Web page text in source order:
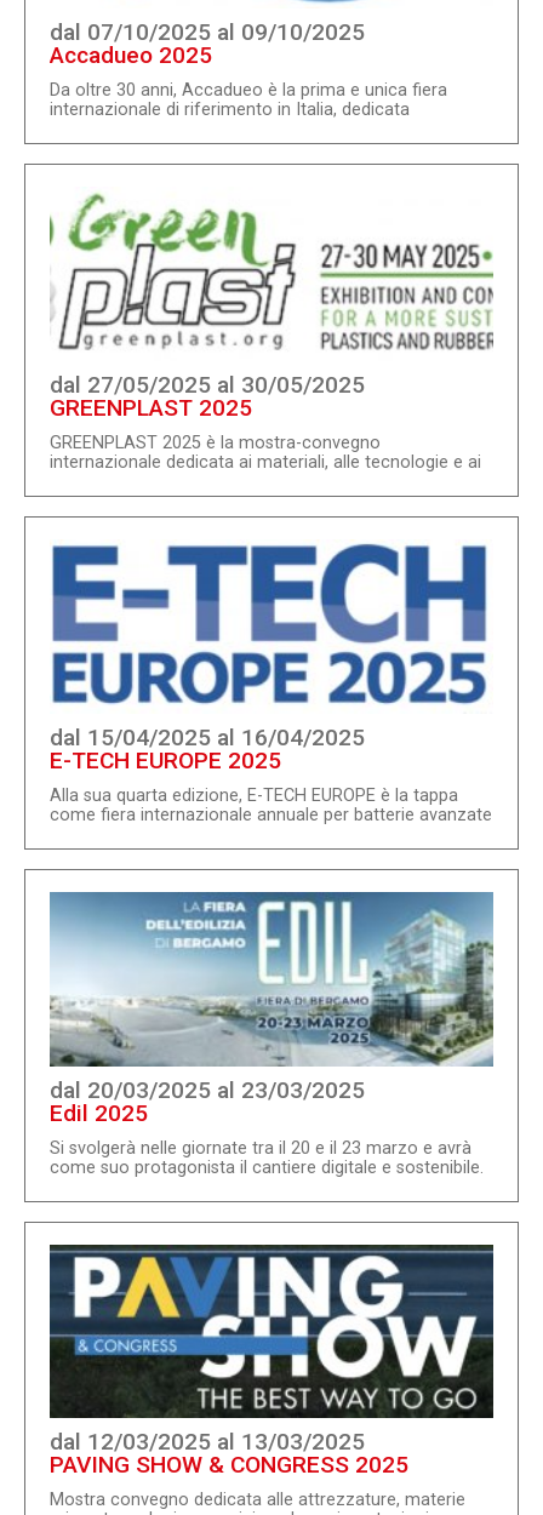
dal 07/10/2025 al 09/10/2025
Accadueo 2025
Da oltre 30 anni, Accadueo è la prima e unica fiera
internazionale di riferimento in Italia, dedicata
evento chiave per il confronto tra istituzioni,
associazioni e imprese, fondamentale per lo sviluppo
storica sede di Bologna dal 7 al 9 ottobre 2025,
confermandosi il principale punto d'incontro per
aziende, istituzioni e operatori nazionali e internazionali.
...
dal 27/05/2025 al 30/05/2025
GREENPLAST 2025
GREENPLAST 2025 è la mostra-convegno
internazionale dedicata ai materiali, alle tecnologie e ai
gomma, con particolare declinazione in chiave di
sostenibilità ambientale ed efficientamento energetico.
Nell'ambito di GREENPLAST 2025 verrà ospitato anche
un convegno internazionale, con la presenza di relatori
di fama mondiale, dedicato a tematiche coerenti con la
vetrina fieristica, con particolare riferimento al
comparto degli imballaggi e dei prodotti in plastica....
dal 15/04/2025 al 16/04/2025
E-TECH EUROPE 2025
Alla sua quarta edizione, E-TECH EUROPE è la tappa
come fiera internazionale annuale per batterie avanzate
la produzione e il riciclaggio di veicoli elettrici industriali,
che riunisce i principali attori del settore dell'intera
catena di approvvigionamento (meccanico, elettrico,
elettromeccanico, elettromeccanico, elettronica,
software, connettività, metalli, compositi e materiali
leggeri, interni e design, riciclaggio, servizi, ecc.)....
dal 20/03/2025 al 23/03/2025
Edil 2025
Si svolgerà nelle giornate tra il 20 e il 23 marzo e avrà
come suo protagonista il cantiere digitale e sostenibile.
per lo sviluppo delle più innovative proposte di Edilizia
5.0 e per ampliare business e contatti professionali.Ci
saranno sessioni plenarie, workshop e incontri formativi.
Si parlerà di innovazione nel settore della Green
Economy e delle Smart Cities....
dal 12/03/2025 al 13/03/2025
PAVING SHOW & CONGRESS 2025
Mostra convegno dedicata alle attrezzature, materie